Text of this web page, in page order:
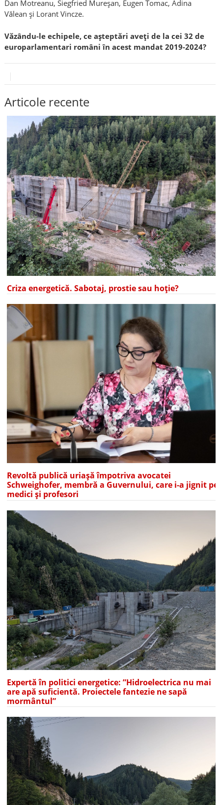
Dan Motreanu, Siegfried Mureșan, Eugen Tomac, Adina
Vălean și Lorant Vincze.
Văzându-le echipele, ce așteptări aveți de la cei 32 de
europarlamentari români în acest mandat 2019-2024?
Articole recente
Criza energetică. Sabotaj, prostie sau hoție?
Revoltă publică uriașă împotriva avocatei
Schweighofer, membră a Guvernului, care i-a jignit pe
medici și profesori
Expertă în politici energetice: ”Hidroelectrica nu mai
are apă suficientă. Proiectele fantezie ne sapă
mormântul”